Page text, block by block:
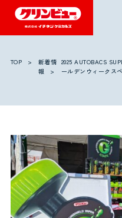
TOP
新着情
報
2025 AUTOBACS
ールデンウィークス